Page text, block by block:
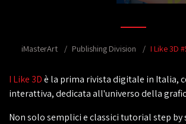
iMasterArt Publishing Division I Like 3D
I Like 3Dè la prima rivista digitale in Italia,
interattiva, dedicata all'universo della
Non solo semplici e classici tutorial step by